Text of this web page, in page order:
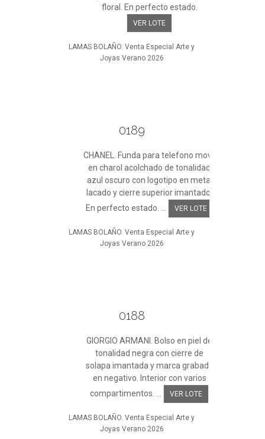
floral. En perfecto estado.
VER LOTE
LAMAS BOLAÑO. Venta Especial Arte y
Joyas Verano 2026
0189
CHANEL. Funda para telefono movil
en charol acolchado de tonalidad
azul oscuro con logotipo en metal
lacado y cierre superior imantado.
En perfecto estado. ...
VER LOTE
LAMAS BOLAÑO. Venta Especial Arte y
Joyas Verano 2026
0188
GIORGIO ARMANI. Bolso en piel de
tonalidad negra con cierre de
solapa imantada y marca grabada
en negativo. Interior con varios
compartimentos. ...
VER LOTE
LAMAS BOLAÑO. Venta Especial Arte y
Joyas Verano 2026